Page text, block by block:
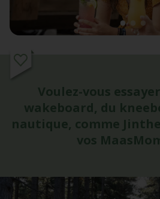
1 2 3
Voulez-vous
wakeboard, du
nautique, comme
vos